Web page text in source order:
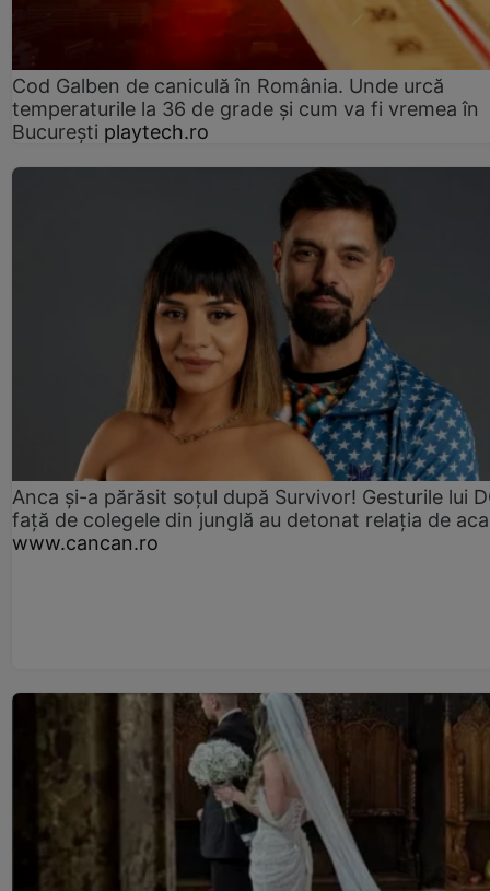
Cod Galben de caniculă în România. Unde urcă
temperaturile la 36 de grade și cum va fi vremea în
București playtech.ro
Anca și-a părăsit soțul după Survivor! Gesturile lui
față de colegele din junglă au detonat relația de
www.cancan.ro